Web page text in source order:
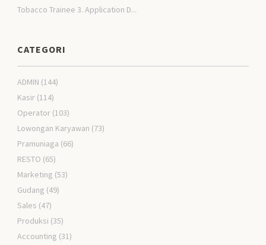
Tobacco Trainee 3. Application D...
CATEGORI
ADMIN (144)
Kasir (114)
Operator (103)
Lowongan Karyawan (73)
Pramuniaga (66)
RESTO (65)
Marketing (53)
Gudang (49)
Sales (47)
Produksi (35)
Accounting (31)